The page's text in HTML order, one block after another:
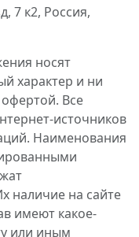
7 к2, Россия,
носят
характер и ни
Все
источников
Наименования
наличие на сайте
имеют какое-
или иным